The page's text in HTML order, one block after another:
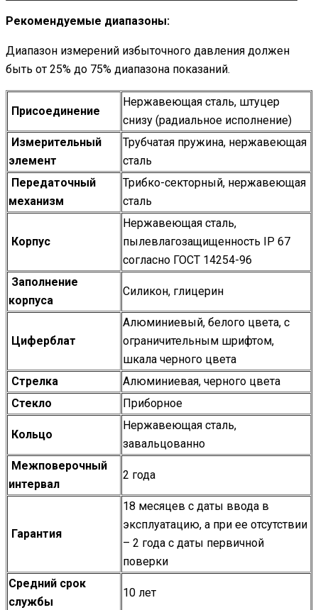
Рекомендуемые диапазоны:
Диапазон измерений избыточного давления должен
быть от 25% до 75% диапазона показаний.
Присоединение
Нержавеющая сталь, штуцер
снизу (радиальное исполнение)
Измерительный
элемент
Трубчатая пружина, нержавеющая
сталь
Передаточный
механизм
Трибко-секторный, нержавеющая
сталь
Корпус
Нержавеющая сталь,
пылевлагозащищенность IP 67
согласно ГОСТ 14254-96
Заполнение
корпуса
Силикон, глицерин
Циферблат
Алюминиевый, белого цвета, с
ограничительным шрифтом,
шкала черного цвета
Стрелка
Алюминиевая, черного цвета
Стекло
Приборное
Кольцо
Нержавеющая сталь,
завальцованно
Межповерочный
интервал
2 года
Гарантия
18 месяцев с даты ввода в
эксплуатацию, а при ее отсутствии
– 2 года с даты первичной
поверки
Средний срок
службы
10 лет